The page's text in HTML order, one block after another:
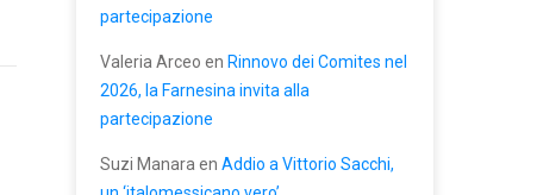
partecipazione
Valeria Arceo en Rinnovo dei Comites nel
2026, la Farnesina invita alla
partecipazione
Suzi Manara en Addio a Vittorio Sacchi,